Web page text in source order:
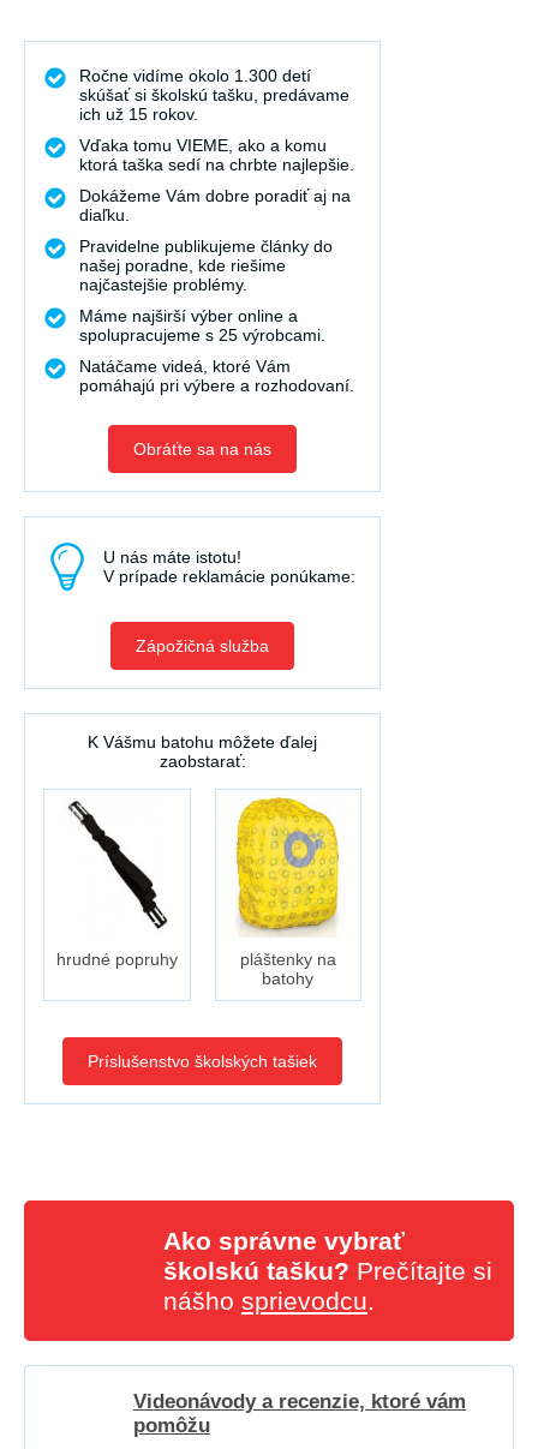
Ročne vidíme okolo 1.300 detí
skúšať si školskú tašku, predávame
ich už 15 rokov.
Vďaka tomu VIEME, ako a komu
ktorá taška sedí na chrbte najlepšie.
Dokážeme Vám dobre poradiť aj na
diaľku.
Pravidelne publikujeme články do
našej poradne, kde riešime
najčastejšie problémy.
Máme najširší výber online a
spolupracujeme s 25 výrobcami.
Natáčame videá, ktoré Vám
pomáhajú pri výbere a rozhodovaní.
Obráťte sa na nás
U nás máte istotu!
V prípade reklamácie ponúkame:
Zápožičná služba
K Vášmu batohu môžete ďalej
zaobstarať:
hrudné popruhy
pláštenky na
batohy
Príslušenstvo školských tašiek
Ako správne vybrať
školskú tašku? Prečítajte si
nášho sprievodcu.
Videonávody a recenzie, ktoré vám
pomôžu